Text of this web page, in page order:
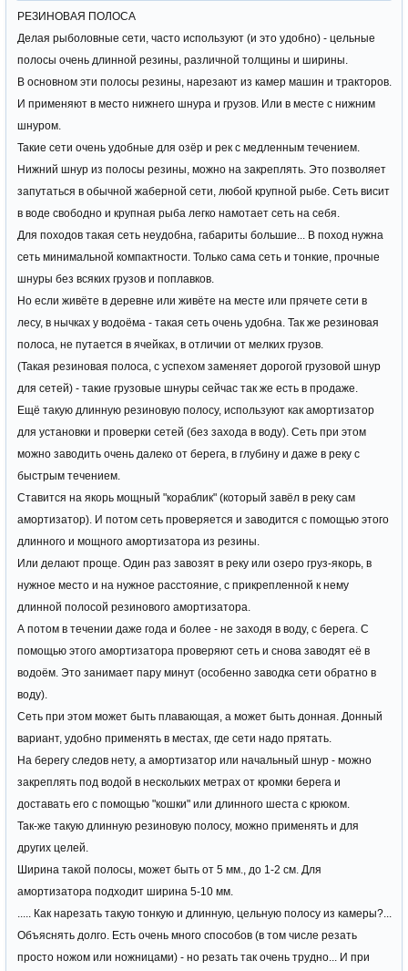
РЕЗИНОВАЯ ПОЛОСА
Делая рыболовные сети, часто используют (и это удобно) - цельные
полосы очень длинной резины, различной толщины и ширины.
В основном эти полосы резины, нарезают из камер машин и тракторов.
И применяют в место нижнего шнура и грузов. Или в месте с нижним
шнуром.
Такие сети очень удобные для озёр и рек с медленным течением.
Нижний шнур из полосы резины, можно на закреплять. Это позволяет
запутаться в обычной жаберной сети, любой крупной рыбе. Сеть висит
в воде свободно и крупная рыба легко намотает сеть на себя.
Для походов такая сеть неудобна, габариты большие... В поход нужна
сеть минимальной компактности. Только сама сеть и тонкие, прочные
шнуры без всяких грузов и поплавков.
Но если живёте в деревне или живёте на месте или прячете сети в
лесу, в нычках у водоёма - такая сеть очень удобна. Так же резиновая
полоса, не путается в ячейках, в отличии от мелких грузов.
(Такая резиновая полоса, с успехом заменяет дорогой грузовой шнур
для сетей) - такие грузовые шнуры сейчас так же есть в продаже.
Ещё такую длинную резиновую полосу, используют как амортизатор
для установки и проверки сетей (без захода в воду). Сеть при этом
можно заводить очень далеко от берега, в глубину и даже в реку с
быстрым течением.
Ставится на якорь мощный "кораблик" (который завёл в реку сам
амортизатор). И потом сеть проверяется и заводится с помощью этого
длинного и мощного амортизатора из резины.
Или делают проще. Один раз завозят в реку или озеро груз-якорь, в
нужное место и на нужное расстояние, с прикрепленной к нему
длинной полосой резинового амортизатора.
А потом в течении даже года и более - не заходя в воду, с берега. С
помощью этого амортизатора проверяют сеть и снова заводят её в
водоём. Это занимает пару минут (особенно заводка сети обратно в
воду).
Сеть при этом может быть плавающая, а может быть донная. Донный
вариант, удобно применять в местах, где сети надо прятать.
На берегу следов нету, а амортизатор или начальный шнур - можно
закреплять под водой в нескольких метрах от кромки берега и
доставать его с помощью "кошки" или длинного шеста с крюком.
Так-же такую длинную резиновую полосу, можно применять и для
других целей.
Ширина такой полосы, может быть от 5 мм., до 1-2 см. Для
амортизатора подходит ширина 5-10 мм.
..... Как нарезать такую тонкую и длинную, цельную полосу из камеры?...
Объяснять долго. Есть очень много способов (в том числе резать
просто ножом или ножницами) - но резать так очень трудно... И при